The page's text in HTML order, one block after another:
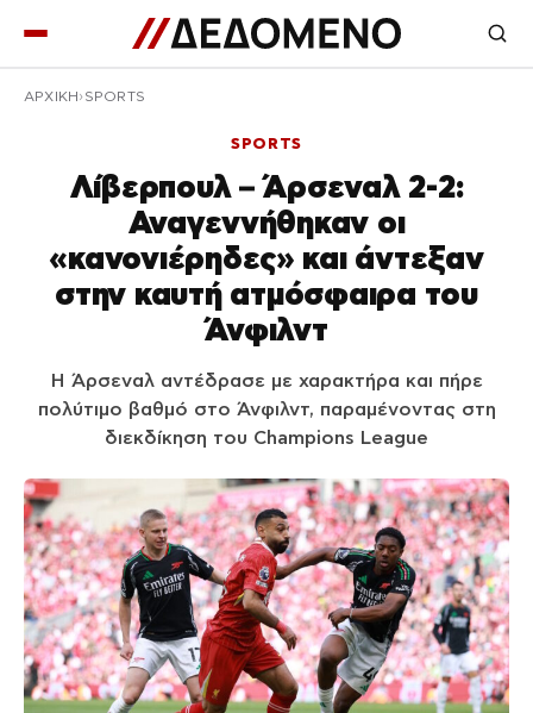
ΑΡΧΙΚΉ SPORTS
SPORTS
Λίβερπουλ – Άρσεναλ 2-2:
Αναγεννήθηκαν οι
«κανονιέρηδες» και άντεξαν
στην καυτή ατμόσφαιρα του
Άνφιλντ
Η Άρσεναλ αντέδρασε με χαρακτήρα και πήρε
πολύτιμο βαθμό στο Άνφιλντ, παραμένοντας στη
διεκδίκηση του Champions League